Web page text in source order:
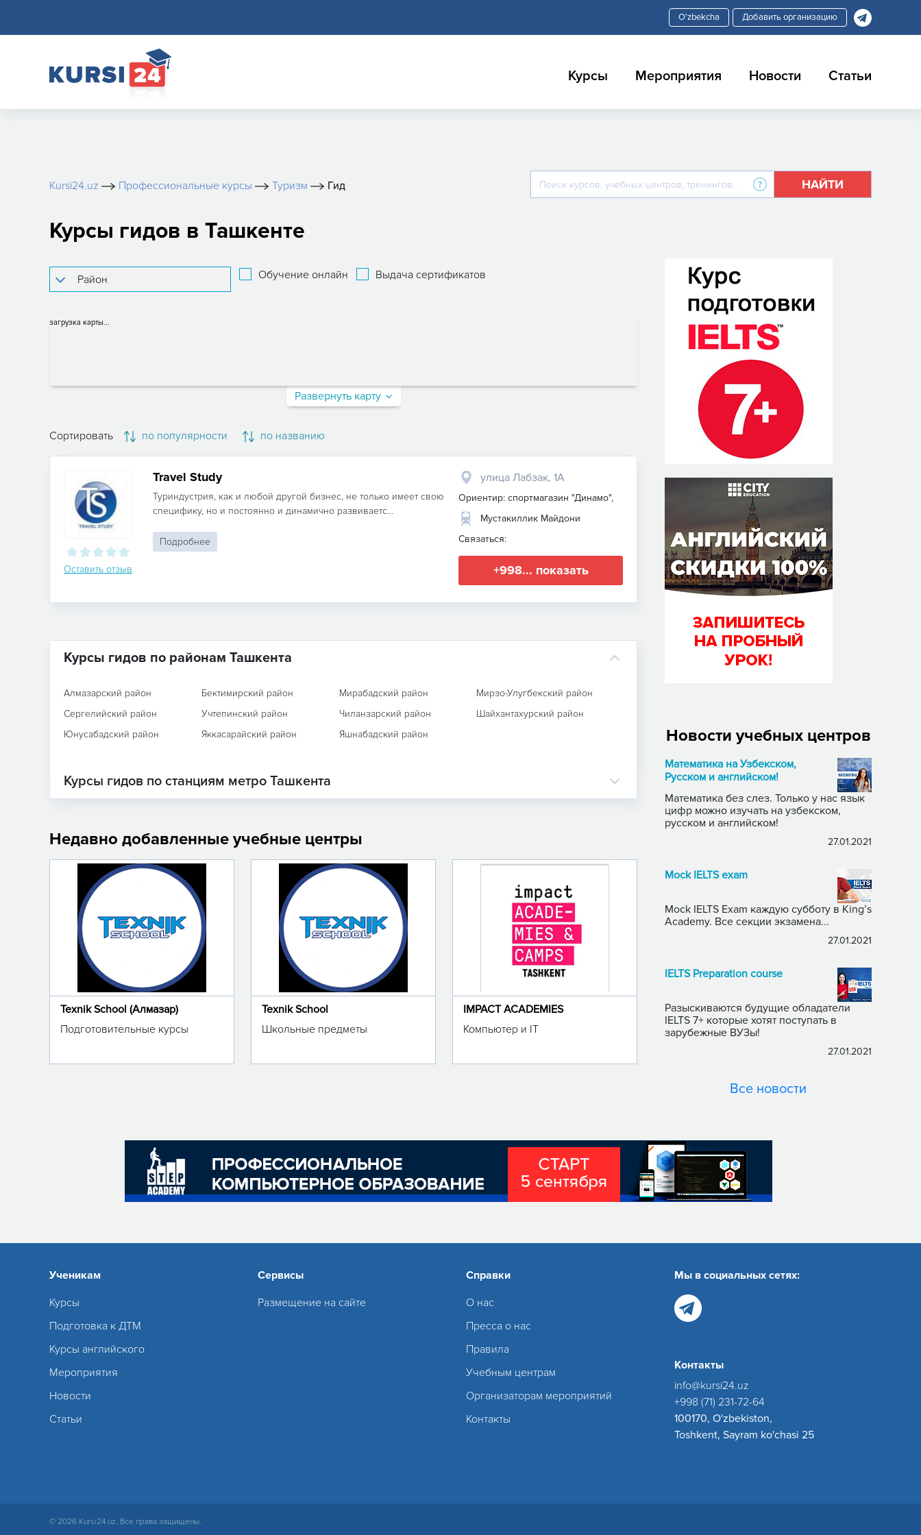
Добавить организацию
Курсы Мероприятия Новости Статьи
Kursi24.uz Профессиональные курсы Туризм Гид НАЙТИ
Курсы гидов в Ташкенте
Обучение онлайн Выдача сертификатов
загрузка карты...
Развернуть карту
Сортировать по популярности по названию
Оставить отзыв
Travel Study
Туриндустрия, как и любой другой бизнес, не только имеет свою
специфику, но и постоянно и динамично развиваетс...
Подробнее
улица Лабзак, 1А
Ориентир: спортмагазин "Динамо",
Мустакиллик Майдони
Связаться:
+998... показать
Курсы гидов по районам Ташкента
Алмазарский район Бектимирский район Мирабадский район
Мирзо-Улугбекский район
Сергелийский район
Учтепинский район Чиланзарский район
Шайхантахурский район
Юнусабадский район
Яккасарайский район Яшнабадский район
Курсы гидов по станциям метро Ташкента
Недавно добавленные учебные центры
Texnik School (Алмазар)
Подготовительные курсы
Texnik School
Школьные предметы
IMPACT ACADEMIES
Компьютер и IT
Новости учебных центров
Математика на Узбекском,
Русском и английском!
Математика без слез. Только у нас язык
цифр можно изучать на узбекском,
русском и английском!
27.01.2021
Mock IELTS exam
Mock IELTS Exam каждую субботу в King’s
Academy. Все секции экзамена...
27.01.2021
IELTS Preparation course
Разыскиваются будущие обладатели
IELTS 7+ которые хотят поступать в
зарубежные ВУЗы!
27.01.2021
Все новости
Ученикам
Курсы
Подготовка к ДТМ
Курсы английского
Мероприятия
Новости
Статьи
Сервисы
Размещение на сайте
Справки
О нас
Пресса о нас
Правила
Учебным центрам
Организаторам мероприятий
Контакты
Мы в социальных сетях:
Контакты
info@kursi24.uz
+998 (71) 231-72-64
100170, O'zbekiston,
Toshkent, Sayram ko'chasi 25
© 2026 Kursi24.uz. Все права защищены.